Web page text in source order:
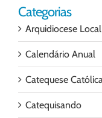
Categorias
Arquidiocese Local
Calendário Anual
Catequese
Catequisando